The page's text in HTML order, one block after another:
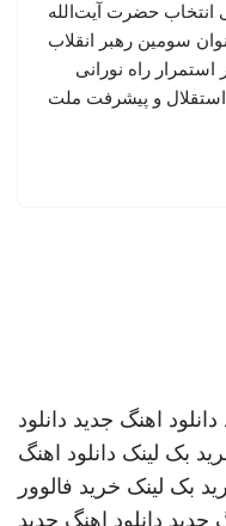
انتخاب حضرت آیت‌الله
سومین رهبر انقلاب
راه نورانی
و پیشرفت ملت
دانلود اهنگ جدید دانلود
بک لینک دانلود اهنگ
بک لینک خرید فالوور
جدید دانلود اهنگ جدید